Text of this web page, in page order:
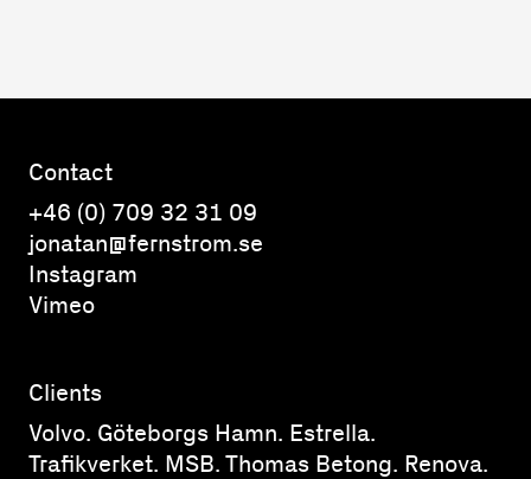
Contact
+46 (0) 709 32 31 09
jonatan@fernstrom.se
Instagram
Vimeo
Clients
Volvo. Göteborgs Hamn. Estrella.
Trafikverket. MSB. Thomas Betong. Renova.